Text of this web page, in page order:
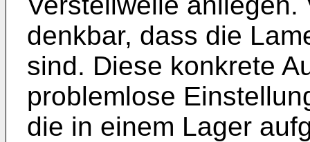
denkbar, dass die
sind. Diese konkrete
problemlose
die in einem Lager